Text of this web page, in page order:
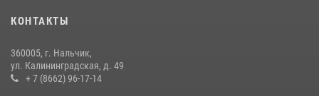
В Кабардино-Балкарии при силовой поддержке Росгвардии изъяты
оружие и наркотические средства
КОНТАКТЫ
360005, г. Нальчик,
ул. Калининградская, д. 49
+ 7 (8662) 96-17-14